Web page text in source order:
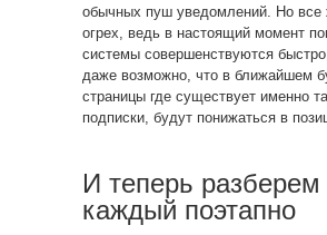
обычных пуш уведомлений. Но все
огрех, ведь в настоящий момент
системы совершенствуются
даже возможно, что в ближайшем
страницы где существует именно
подписки, будут понижаться в
И теперь разберем
каждый поэтапно